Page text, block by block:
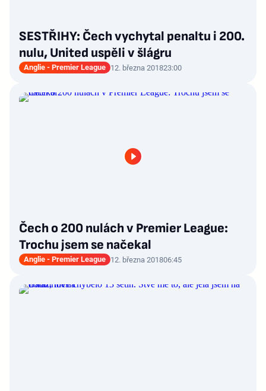
SESTŘIHY: Čech vychytal penaltu i 200.
nulu, United uspěli v šlágru
Anglie - Premier League 12. března 201823:00
Čech o 200 nulách v Premier League:
Trochu jsem se načekal
Anglie - Premier League 12. března 201806:45